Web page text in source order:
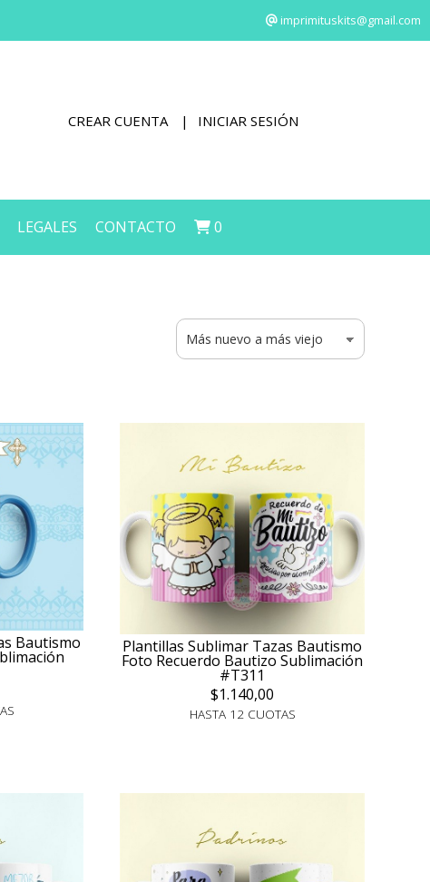
imprimituskits@gmail.com
CREAR CUENTA INICIAR SESIÓN
LEGALES CONTACTO 0
Bautismo Plantillas Sublimar Tazas Bautismo
Foto Recuerdo Bautizo Sublimación
#T311
$1.140,00
HASTA 12 CUOTAS